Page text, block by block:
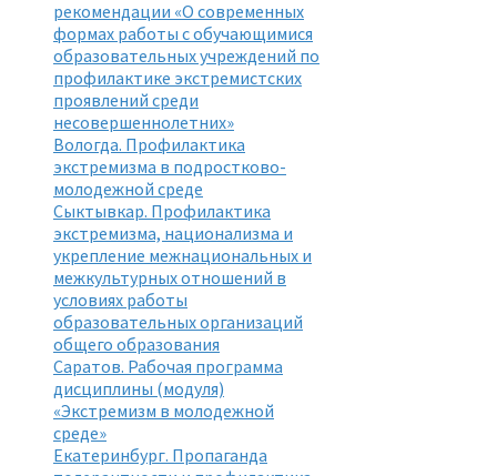
рекомендации «О современных
формах работы с обучающимися
образовательных учреждений по
профилактике экстремистских
проявлений среди
несовершеннолетних»
Вологда. Профилактика
экстремизма в подростково-
молодежной среде
Сыктывкар. Профилактика
экстремизма, национализма и
укрепление межнациональных и
межкультурных отношений в
условиях работы
образовательных организаций
общего образования
Саратов. Рабочая программа
дисциплины (модуля)
«Экстремизм в молодежной
среде»
Екатеринбург. Пропаганда